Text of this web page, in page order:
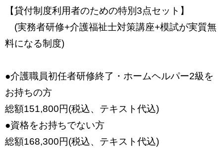
【貸付制度利用者のための特別3点セット】
(実務者研修+介護福祉士対策講座+模試が実質無
料になる制度)
●介護職員初任者研修終了・ホームヘルパー2級を
お持ちの方
総額151,800円(税込、テキスト代込)
●資格をお持ちでない方
総額168,300円(税込、テキスト代込)